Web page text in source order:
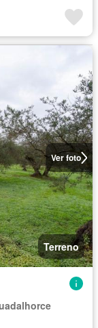
Ver foto
Terreno